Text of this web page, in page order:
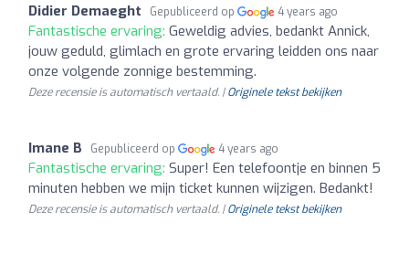
Didier Demaeght Gepubliceerd op 4 years ago
Fantastische ervaring: Geweldig advies, bedankt Annick,
jouw geduld, glimlach en grote ervaring leidden ons naar
onze volgende zonnige bestemming.
Deze recensie is automatisch vertaald. |Originele tekst bekijken
Imane B Gepubliceerd op 4 years ago
Fantastische ervaring: Super! Een telefoontje en binnen 5
minuten hebben we mijn ticket kunnen wijzigen. Bedankt!
Deze recensie is automatisch vertaald. |Originele tekst bekijken